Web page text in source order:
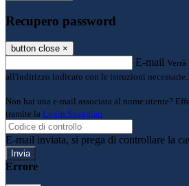
Recupero password
button close ×
E-mail
all'indirizzo indicato con le istruzioni necessarie.
Non hai una e-mail associata al nome utente?
tramite la Login Spaggiari
E-mail inviata, si prega di controllare la
Errore